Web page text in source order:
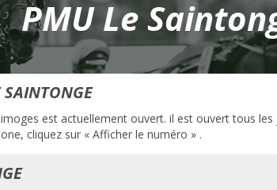
PMU Le
SAINTONGE
est actuellement ouvert. il est ouvert tous
cliquez sur « Afficher le numéro » .